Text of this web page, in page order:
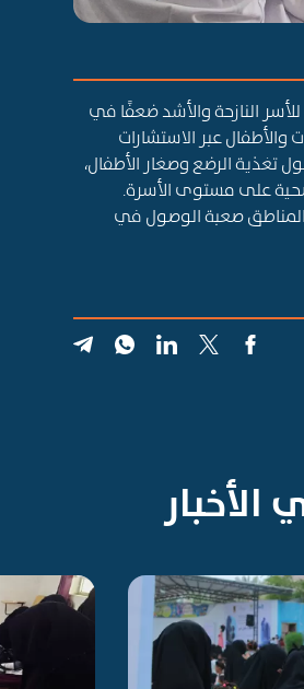
النازحة والأشد ضعفًا في
عبر الاستشارات
تغذية الرضع وصغار الأطفال،
على مستوى الأسرة.
المناطق صعبة الوصول في
الأخبار